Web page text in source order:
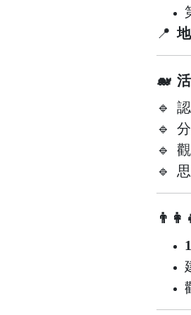
📍
🐋
🔹
🔹
🔹
🔹